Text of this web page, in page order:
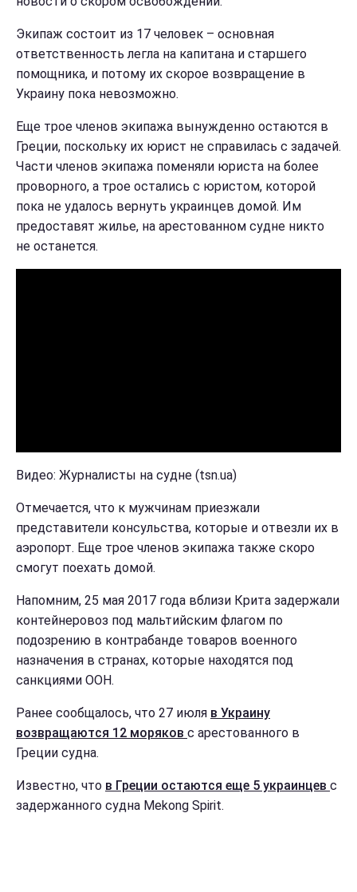
Экипаж состоит из 17 человек – основная
ответственность легла на капитана и старшего
помощника, и потому их скорое возвращение в
Украину пока невозможно.
Еще трое членов экипажа вынужденно остаются в
Греции, поскольку их юрист не справилась с задачей.
Части членов экипажа поменяли юриста на более
проворного, а трое остались с юристом, которой
пока не удалось вернуть украинцев домой. Им
предоставят жилье, на арестованном судне никто
не останется.
Видео: Журналисты на судне (tsn.ua)
Отмечается, что к мужчинам приезжали
представители консульства, которые и отвезли их в
аэропорт. Еще трое членов экипажа также скоро
смогут поехать домой.
Напомним, 25 мая 2017 года вблизи Крита задержали
контейнеровоз под мальтийским флагом по
подозрению в контрабанде товаров военного
назначения в странах, которые находятся под
санкциями ООН.
Ранее сообщалось, что 27 июля в Украину
возвращаются 12 моряков с арестованного в
Греции судна.
Известно, что в Греции остаются еще 5 украинцев с
задержанного судна Mekong Spirit.